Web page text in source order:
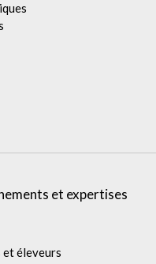
et expertises
éleveurs